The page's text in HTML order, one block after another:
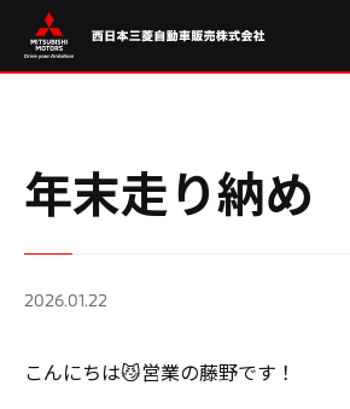
年末走り納め
2026.01.22
こんにちは😼営業の藤野です！